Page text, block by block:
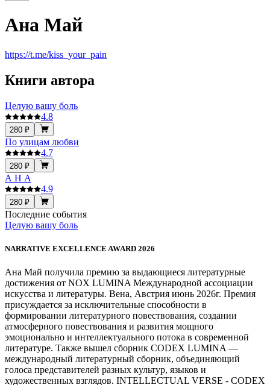
Ана Май
https://t.me/kiss_your_pain
Книги автора
Целую вашу боль
4.8
280 ₽
По улицам любви
4.7
280 ₽
А Н А
4.9
280 ₽
Последние события
Целую вашу боль
NARRATIVE EXCELLENCE AWARD 2026
Ана Май получила премию за выдающиеся литературные
достижения от NOX LUMINA Международной ассоциации
искусства и литературы. Вена, Австрия июнь 2026г. Премия
присуждается за исключительные способности в
формировании литературного повествования, создании
атмосферного повествования и развития мощного
эмоционально и интеллектуального потока в современной
литературе. Также вышел сборник CODEX LUMINA —
международный литературный сборник, объединяющий
голоса представителей разных культур, языков и
художественных взглядов. INTELLECTUAL VERSE - CODEX